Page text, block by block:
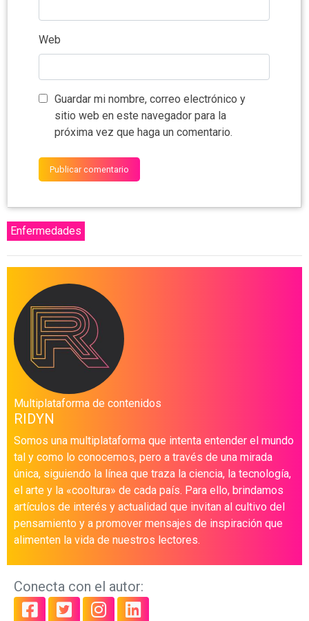
Web
Guardar mi nombre, correo electrónico y
sitio web en este navegador para la
próxima vez que haga un comentario.
Enfermedades
Multiplataforma de contenidos
RIDYN
Somos una multiplataforma que intenta entender el mundo
tal y como lo conocemos, pero a través de una mirada
única, siguiendo la línea que traza la ciencia, la tecnología,
el arte y la «cooltura» de cada país. Para ello, brindamos
artículos de interés y actualidad que invitan al cultivo del
pensamiento y a promover mensajes de inspiración que
alimenten la vida de nuestros lectores.
Conecta con el autor: